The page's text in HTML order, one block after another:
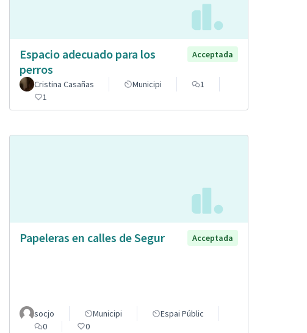
Espacio adecuado para los
perros
Acceptada
Cristina Casañas Municipi
1
1
Papeleras en calles de Segur Acceptada
socjo Municipi
Espai Públic
0
0